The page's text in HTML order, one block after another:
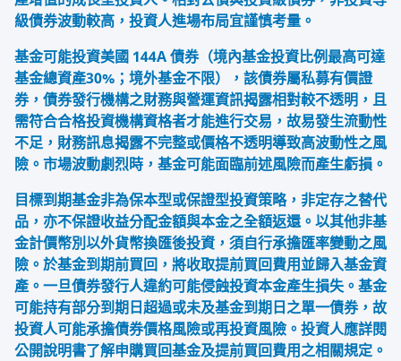
級債券波動較高，投資人進場布局宜謹慎考量。
基金可能投資美國 144A 債券（境內基金投資比例最高可達
基金總資產30%；境外基金不限），該債券屬私募有價證
券，債券發行機構之財務與營運資訊揭露相對較不透明，且
需符合合格投資機構資格者才能進行交易，故易發生流動性
不足，財務訊息揭露不完整或價格不透明導致高波動性之風
險。市場波動劇烈時，基金可能面臨前述風險而產生虧損。
目標到期基金非為保本型或保證型投資策略，非定存之替代
品，亦不保證收益分配金額與本金之全額返還。以其他非基
金計價幣別以外貨幣換匯後投資，須自行承擔匯率變動之風
險。於基金到期前買回，將收取提前買回費用並歸入基金資
產。一旦債券發行人違約可能侵蝕投資本金產生損失。基金
可能持有部分到期日超過或未及基金到期日之單一債券，故
投資人可能承擔債券價格風險或再投資風險。投資人應詳閱
公開說明書了解申購買回基金及提前買回費用之相關規定。